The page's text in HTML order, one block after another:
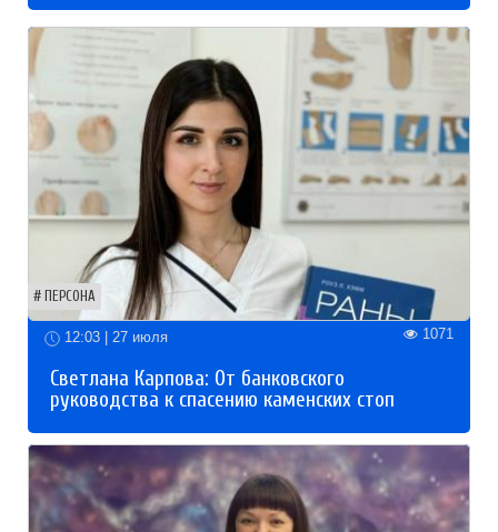
ПЕРСОНА
12:03 | 27 июля 1071
Светлана Карпова: От банковского
руководства к спасению каменских стоп